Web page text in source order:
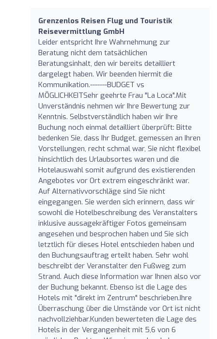
Grenzenlos Reisen Flug und Touristik
Reisevermittlung GmbH
Leider entspricht Ihre Wahrnehmung zur
Beratung nicht dem tatsächlichen
Beratungsinhalt, den wir bereits detailliert
dargelegt haben. Wir beenden hiermit die
Kommunikation.-------BUDGET vs
MÖGLICHKEITSehr geehrte Frau "La Loca".Mit
Unverständnis nehmen wir Ihre Bewertung zur
Kenntnis. Selbstverständlich haben wir Ihre
Buchung noch einmal detailliert überprüft: Bitte
bedenken Sie, dass Ihr Budget, gemessen an Ihren
Vorstellungen, recht schmal war, Sie nicht flexibel
hinsichtlich des Urlaubsortes waren und die
Hotelauswahl somit aufgrund des existierenden
Angebotes vor Ort extrem eingeschränkt war.
Auf Alternativvorschläge sind Sie nicht
eingegangen. Sie werden sich erinnern, dass wir
sowohl die Hotelbeschreibung des Veranstalters
inklusive aussagekräftiger Fotos gemeinsam
angesehen und besprochen haben und Sie sich
letztlich für dieses Hotel entschieden haben und
den Buchungsauftrag erteilt haben. Sehr wohl
beschreibt der Veranstalter den Fußweg zum
Strand. Auch diese Information war Ihnen also vor
der Buchung bekannt. Ebenso ist die Lage des
Hotels mit "direkt im Zentrum" beschrieben.Ihre
Überraschung über die Umstände vor Ort ist nicht
nachvollziehbar.Kunden bewerteten die Lage des
Hotels in der Vergangenheit mit 5,6 von 6